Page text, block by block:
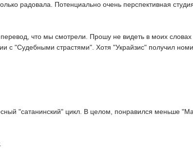
радовала. Потенциально очень перспективная
что мы смотрели. Прошу не видеть в моих словах
с "Судебными страстями". Хотя "Украйзис" получил
"сатанинский" цикл. В целом, понравился меньше